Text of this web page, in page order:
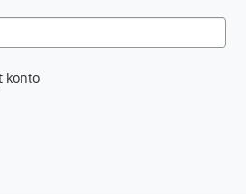
konto